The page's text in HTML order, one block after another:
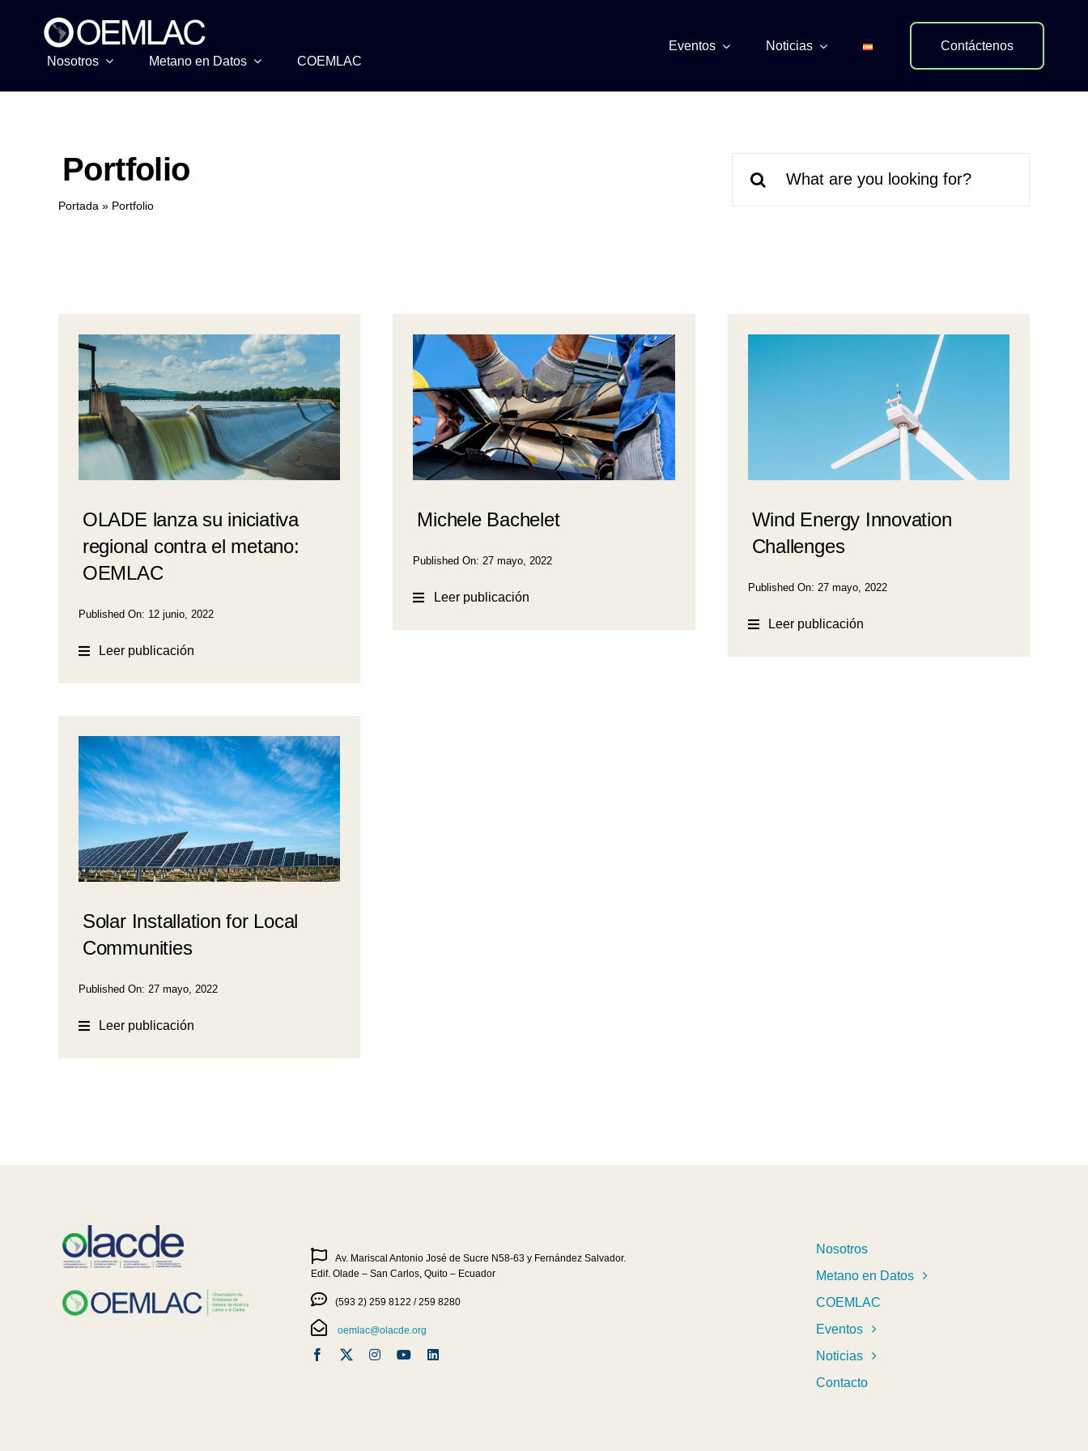
Nosotros Metano en Datos COEMLAC
Eventos Noticias Contáctenos
Portfolio
Portada » Portfolio
OLADE lanza su iniciativa
regional contra el metano:
OEMLAC
Published On: 12 junio, 2022
Leer publicación
Michele Bachelet
Published On: 27 mayo, 2022
Leer publicación
Wind Energy Innovation
Challenges
Published On: 27 mayo, 2022
Leer publicación
Solar Installation for Local
Communities
Published On: 27 mayo, 2022
Leer publicación
Av. Mariscal Antonio José de Sucre N58-63 y Fernández Salvador.
Edif. Olade – San Carlos, Quito – Ecuador
(593 2) 259 8122 / 259 8280
oemlac@olacde.org
Nosotros
Metano en Datos
COEMLAC
Eventos
Noticias
Contacto